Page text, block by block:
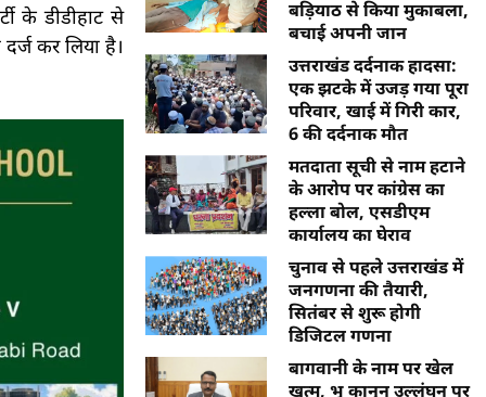
के डीडीहाट से
कर लिया है।
बड़ियाठ से किया मुकाबला,
बचाई अपनी जान
उत्तराखंड दर्दनाक हादसा:
एक झटके में उजड़ गया पूरा
परिवार, खाई में गिरी कार,
6 की दर्दनाक मौत
मतदाता सूची से नाम हटाने
के आरोप पर कांग्रेस का
हल्ला बोल, एसडीएम
कार्यालय का घेराव
चुनाव से पहले उत्तराखंड में
जनगणना की तैयारी,
सितंबर से शुरू होगी
डिजिटल गणना
बागवानी के नाम पर खेल
खत्म, भू कानून उल्लंघन पर